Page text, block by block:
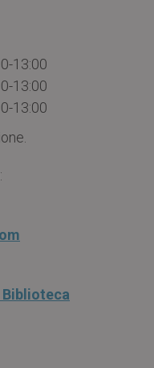
13:00
13:00
13:00